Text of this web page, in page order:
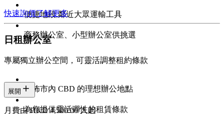
便捷地段,鄰近大眾運輸工具
商務辦公室、小型辦公室供挑選
快速詢價了解更多
日租辦公室
專屬獨立辦公空間，可靈活調整租約條款
遍佈市內 CBD 的理想辦公地點
為您提供靈活彈性的租賃條款
展開
月費由 HKD 4,500.00/人起